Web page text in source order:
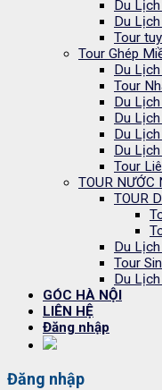
Du
Du
Tour
Tour Ghép
Du
Tour
Du Lịch
Du
Du
Du
Tour
TOUR NƯỚC
TOUR
Du
Tour
Du
GÓC HÀ NỘI
LIÊN HỆ
Đăng nhập
Đăng nhập